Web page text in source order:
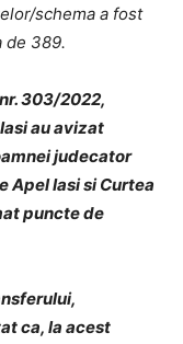
schema a fost
de 389.
303/2022,
au avizat
judecator
Apel Iasi si Curtea
puncte de
ca, la acest